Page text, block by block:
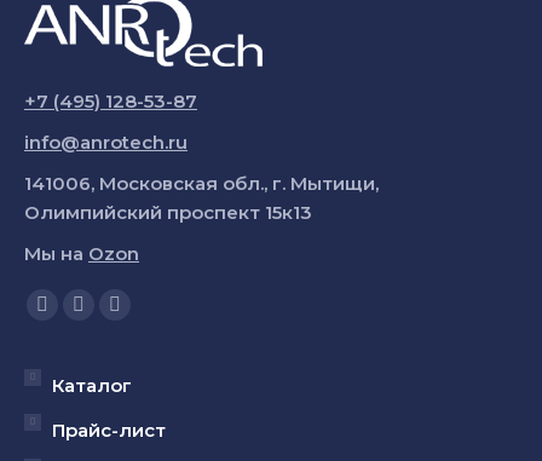
+7 (495) 128-53-87
info@anrotech.ru
141006, Московская обл., г. Мытищи,
Олимпийский проспект 15к13
Мы на Ozon
Ищите нас:
Страница
открывается
новом
Страница
открывается
новом
Страница
открывается
новом
Каталог
Прайс-лист